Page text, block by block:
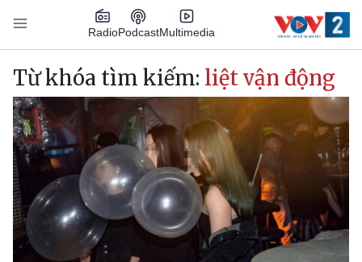
Nhảy đến nội dung
RadioPodcastMultimedia
Main navigation
Từ khóa tìm kiếm: liệt vận động